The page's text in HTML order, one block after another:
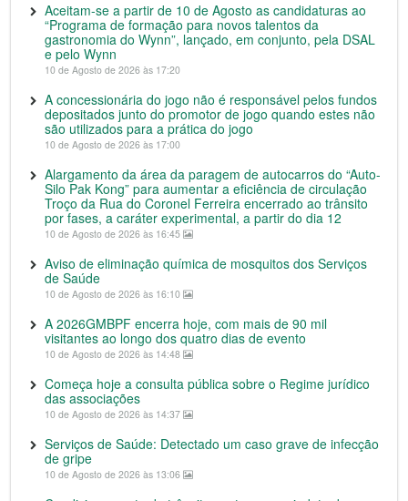
Aceitam-se a partir de 10 de Agosto as candidaturas ao
“Programa de formação para novos talentos da
gastronomia do Wynn”, lançado, em conjunto, pela DSAL
e pelo Wynn
10 de Agosto de 2026 às 17:20
A concessionária do jogo não é responsável pelos fundos
depositados junto do promotor de jogo quando estes não
são utilizados para a prática do jogo
10 de Agosto de 2026 às 17:00
Alargamento da área da paragem de autocarros do “Auto-
Silo Pak Kong” para aumentar a eficiência de circulação
Troço da Rua do Coronel Ferreira encerrado ao trânsito
por fases, a caráter experimental, a partir do dia 12
10 de Agosto de 2026 às 16:45
Aviso de eliminação química de mosquitos dos Serviços
de Saúde
10 de Agosto de 2026 às 16:10
A 2026GMBPF encerra hoje, com mais de 90 mil
visitantes ao longo dos quatro dias de evento
10 de Agosto de 2026 às 14:48
Começa hoje a consulta pública sobre o Regime jurídico
das associações
10 de Agosto de 2026 às 14:37
Serviços de Saúde: Detectado um caso grave de infecção
de gripe
10 de Agosto de 2026 às 13:06